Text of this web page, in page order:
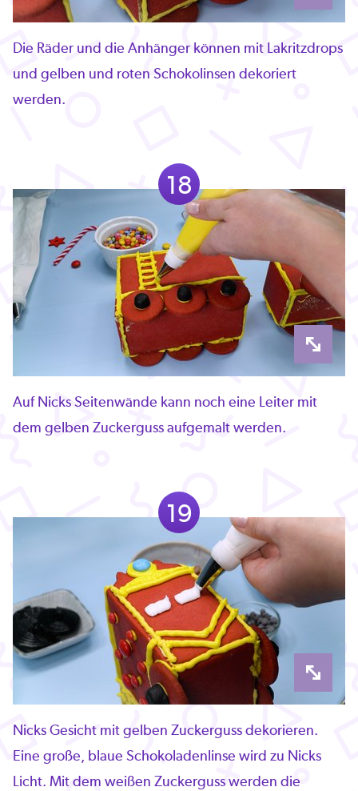
Die Räder und die Anhänger können mit Lakritzdrops
und gelben und roten Schokolinsen dekoriert
werden.
18
Auf Nicks Seitenwände kann noch eine Leiter mit
dem gelben Zuckerguss aufgemalt werden.
19
Nicks Gesicht mit gelben Zuckerguss dekorieren.
Eine große, blaue Schokoladenlinse wird zu Nicks
Licht. Mit dem weißen Zuckerguss werden die